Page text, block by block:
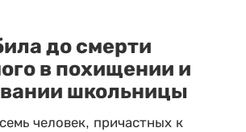
до смерти
в похищении и
школьницы
человек, причастных к